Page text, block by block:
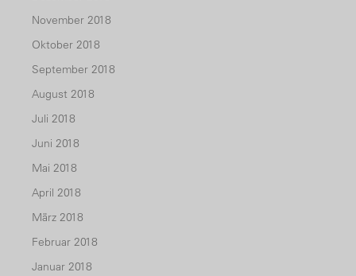
November 2018
Oktober 2018
September 2018
August 2018
Juli 2018
Juni 2018
Mai 2018
April 2018
März 2018
Februar 2018
Januar 2018